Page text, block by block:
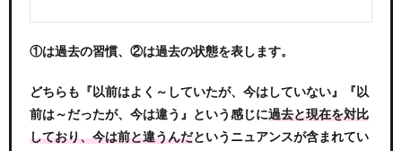
①は過去の習慣、②は過去の状態を表します。
どちらも『以前はよく～していたが、今はしていない』『以
前は～だったが、今は違う』という感じに過去と現在を対比
しており、今は前と違うんだというニュアンスが含まれてい